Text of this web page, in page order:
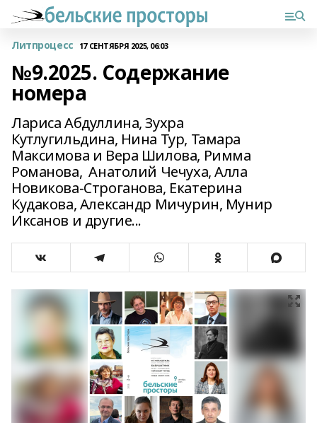
Литпроцесс 17 СЕНТЯБРЯ 2025, 06:03
№9.2025. Содержание
номера
Лариса Абдуллина, Зухра
Кутлугильдина, Нина Тур, Тамара
Максимова и Вера Шилова, Римма
Романова, Анатолий Чечуха, Алла
Новикова-Строганова, Екатерина
Кудакова, Александр Мичурин, Мунир
Иксанов и другие...